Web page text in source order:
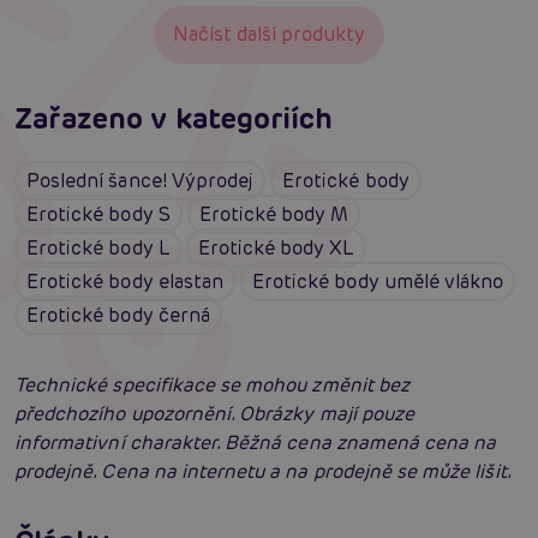
Načíst další produkty
Zařazeno v kategoriích
Poslední šance! Výprodej
Erotické body
Erotické body S
Erotické body M
Erotické body L
Erotické body XL
Erotické body elastan
Erotické body umělé vlákno
Erotické body černá
Technické specifikace se mohou změnit bez
předchozího upozornění. Obrázky mají pouze
informativní charakter. Běžná cena znamená cena na
prodejně. Cena na internetu a na prodejně se může lišit.
neodolatelně sexy